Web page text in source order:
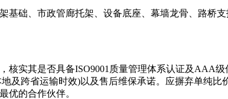
础、市政管廊托架、设备底座、幕墙龙骨、路桥支
实其是否具备ISO9001质量管理体系认证及AAA
及跨省运输时效)以及售后维保承诺。应摒弃单纯
优的合作伙伴。